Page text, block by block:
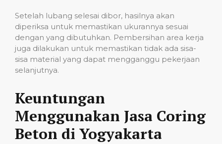
Setelah lubang selesai dibor, hasilnya akan
diperiksa untuk memastikan ukurannya sesuai
dengan yang dibutuhkan. Pembersihan area kerja
juga dilakukan untuk memastikan tidak ada sisa-
sisa material yang dapat mengganggu pekerjaan
selanjutnya.
Keuntungan
Menggunakan Jasa Coring
Beton di Yogyakarta